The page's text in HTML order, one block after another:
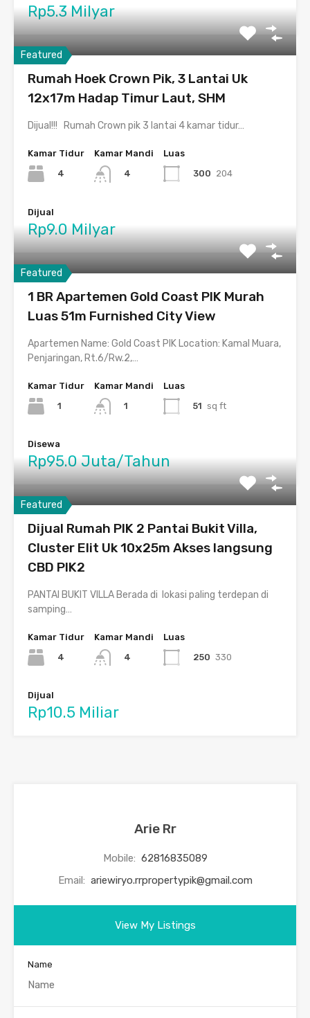
Rp5.3 Milyar
Featured
Rumah Hoek Crown Pik, 3 Lantai Uk
12x17m Hadap Timur Laut, SHM
Dijual!!! Rumah Crown pik 3 lantai 4 kamar tidur…
Kamar Tidur
4
Kamar Mandi
4
Luas
300 204
Dijual
Rp9.0 Milyar
Featured
1 BR Apartemen Gold Coast PIK Murah
Luas 51m Furnished City View
Apartemen Name: Gold Coast PIK Location: Kamal Muara,
Penjaringan, Rt.6/Rw.2,…
Kamar Tidur
1
Kamar Mandi
1
Luas
51 sq ft
Disewa
Rp95.0 Juta/Tahun
Featured
Dijual Rumah PIK 2 Pantai Bukit Villa,
Cluster Elit Uk 10x25m Akses langsung
CBD PIK2
PANTAI BUKIT VILLA Berada di lokasi paling terdepan di
samping…
Kamar Tidur
4
Kamar Mandi
4
Luas
250 330
Dijual
Rp10.5 Miliar
Arie Rr
Mobile: 62816835089
Email: ariewiryo.rrpropertypik@gmail.com
View My Listings
Name